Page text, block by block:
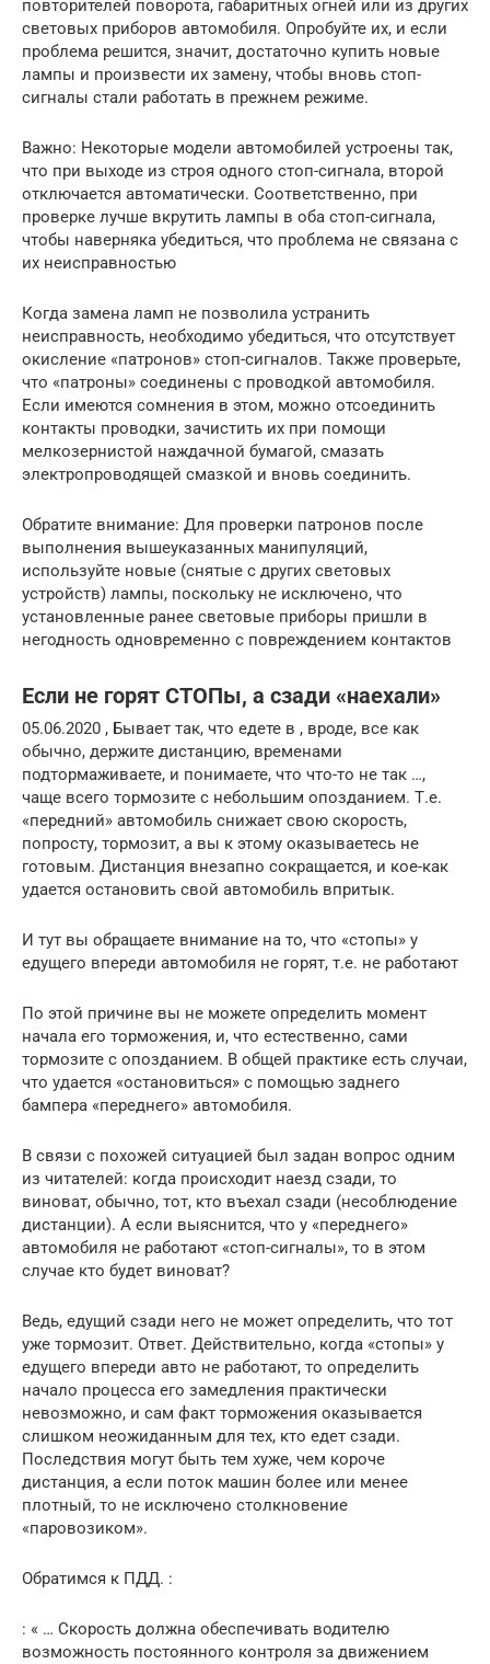
повторителей поворота, габаритных огней или из других
световых приборов автомобиля. Опробуйте их, и если
проблема решится, значит, достаточно купить новые
лампы и произвести их замену, чтобы вновь стоп-
сигналы стали работать в прежнем режиме.
Важно: Некоторые модели автомобилей устроены так,
что при выходе из строя одного стоп-сигнала, второй
отключается автоматически. Соответственно, при
проверке лучше вкрутить лампы в оба стоп-сигнала,
чтобы наверняка убедиться, что проблема не связана с
их неисправностью
Когда замена ламп не позволила устранить
неисправность, необходимо убедиться, что отсутствует
окисление «патронов» стоп-сигналов. Также проверьте,
что «патроны» соединены с проводкой автомобиля.
Если имеются сомнения в этом, можно отсоединить
контакты проводки, зачистить их при помощи
мелкозернистой наждачной бумагой, смазать
электропроводящей смазкой и вновь соединить.
Обратите внимание: Для проверки патронов после
выполнения вышеуказанных манипуляций,
используйте новые (снятые с других световых
устройств) лампы, поскольку не исключено, что
установленные ранее световые приборы пришли в
негодность одновременно с повреждением контактов
Если не горят СТОПы, а сзади «наехали»
05.06.2020 , Бывает так, что едете в , вроде, все как
обычно, держите дистанцию, временами
подтормаживаете, и понимаете, что что-то не так …,
чаще всего тормозите с небольшим опозданием. Т.е.
«передний» автомобиль снижает свою скорость,
попросту, тормозит, а вы к этому оказываетесь не
готовым. Дистанция внезапно сокращается, и кое-как
удается остановить свой автомобиль впритык.
И тут вы обращаете внимание на то, что «стопы» у
едущего впереди автомобиля не горят, т.е. не работают
По этой причине вы не можете определить момент
начала его торможения, и, что естественно, сами
тормозите с опозданием. В общей практике есть случаи,
что удается «остановиться» с помощью заднего
бампера «переднего» автомобиля.
В связи с похожей ситуацией был задан вопрос одним
из читателей: когда происходит наезд сзади, то
виноват, обычно, тот, кто въехал сзади (несоблюдение
дистанции). А если выяснится, что у «переднего»
автомобиля не работают «стоп-сигналы», то в этом
случае кто будет виноват?
Ведь, едущий сзади него не может определить, что тот
уже тормозит. Ответ. Действительно, когда «стопы» у
едущего впереди авто не работают, то определить
начало процесса его замедления практически
невозможно, и сам факт торможения оказывается
слишком неожиданным для тех, кто едет сзади.
Последствия могут быть тем хуже, чем короче
дистанция, а если поток машин более или менее
плотный, то не исключено столкновение
«паровозиком».
Обратимся к ПДД. :
: « … Скорость должна обеспечивать водителю
возможность постоянного контроля за движением